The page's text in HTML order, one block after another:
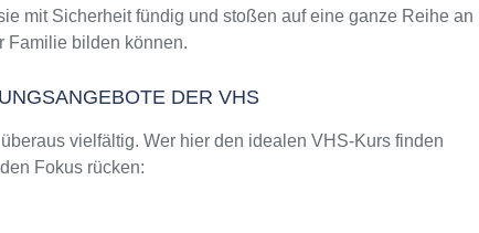
mit Sicherheit fündig und stoßen auf eine ganze Reihe an
Familie bilden können.
DER VHS
vielfältig. Wer hier den idealen VHS-Kurs finden
Fokus rücken: